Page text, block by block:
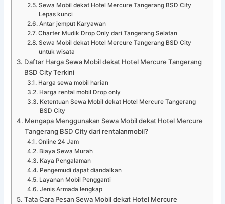
Sewa Mobil dekat Hotel Mercure Tangerang BSD City
Lepas kunci
Antar jemput Karyawan
Charter Mudik Drop Only dari Tangerang Selatan
Sewa Mobil dekat Hotel Mercure Tangerang BSD City
untuk wisata
Daftar Harga Sewa Mobil dekat Hotel Mercure Tangerang
BSD City Terkini
Harga sewa mobil harian
Harga rental mobil Drop only
Ketentuan Sewa Mobil dekat Hotel Mercure Tangerang
BSD City
Mengapa Menggunakan Sewa Mobil dekat Hotel Mercure
Tangerang BSD City dari rentalanmobil?
Online 24 Jam
Biaya Sewa Murah
Kaya Pengalaman
Pengemudi dapat diandalkan
Layanan Mobil Pengganti
Jenis Armada lengkap
Tata Cara Pesan Sewa Mobil dekat Hotel Mercure